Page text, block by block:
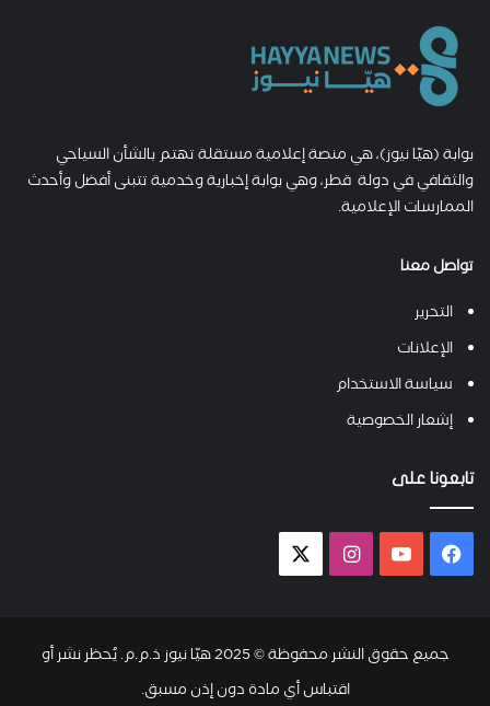
بوابة (هيّا نيوز)، هي منصة إعلامية مستقلة تهتم بالشأن السياحي
والثقافي في دولة قطر، وهي بوابة إخبارية وخدمية تتبنى أفضل وأحدث
الممارسات الإعلامية.
تواصل معنا
التحرير
الإعلانات
سياسة الاستخدام
إشعار الخصوصية
تابعونا على
فيسبوك يوتيوب انستقرام
جميع حقوق النشر محفوظة © 2025 هيّا نيوز ذ.م.م. يُحظر نشر أو
اقتباس أي مادة دون إذن مسبق.